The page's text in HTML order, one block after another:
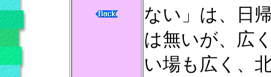
ない」は、日
は無いが、広
い場も広く、